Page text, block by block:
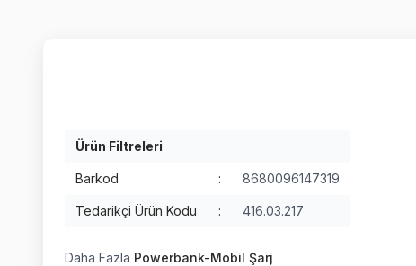
Ürün Filtreleri
Barkod : 8680096147319
Tedarikçi Ürün Kodu : 416.03.217
Daha Fazla Powerbank-Mobil Şarj